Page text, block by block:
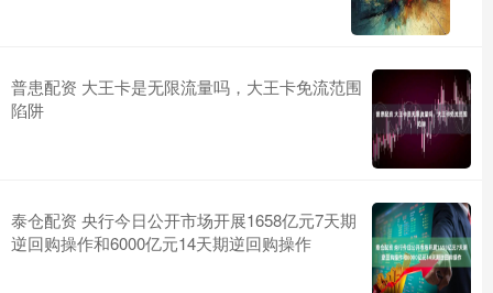
普患配资 大王卡是无限流量吗，大王卡免流范围
陷阱
泰仓配资 央行今日公开市场开展1658亿元7天期
逆回购操作和6000亿元14天期逆回购操作